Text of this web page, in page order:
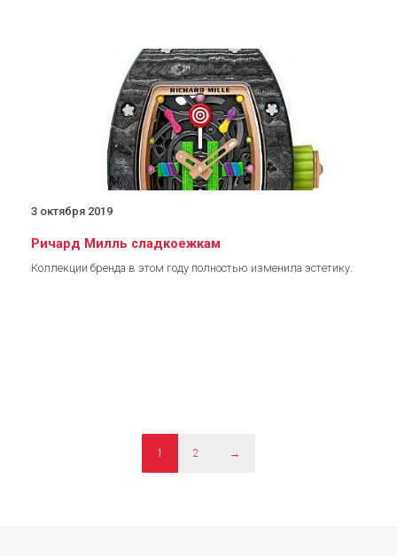
3 октября 2019
Ричард Милль сладкоежкам
Коллекции бренда в этом году полностью изменила эстетику.
1 2 →